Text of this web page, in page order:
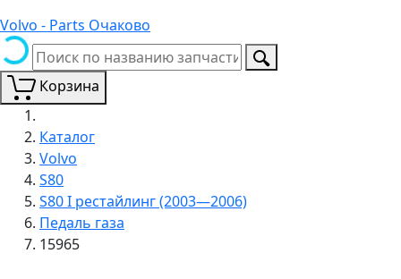
Volvo - Parts Очаково
Корзина
Каталог
Volvo
S80
S80 I рестайлинг (2003—2006)
Педаль газа
15965